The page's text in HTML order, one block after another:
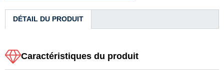
DÉTAIL DU PRODUIT
Caractéristiques du produit